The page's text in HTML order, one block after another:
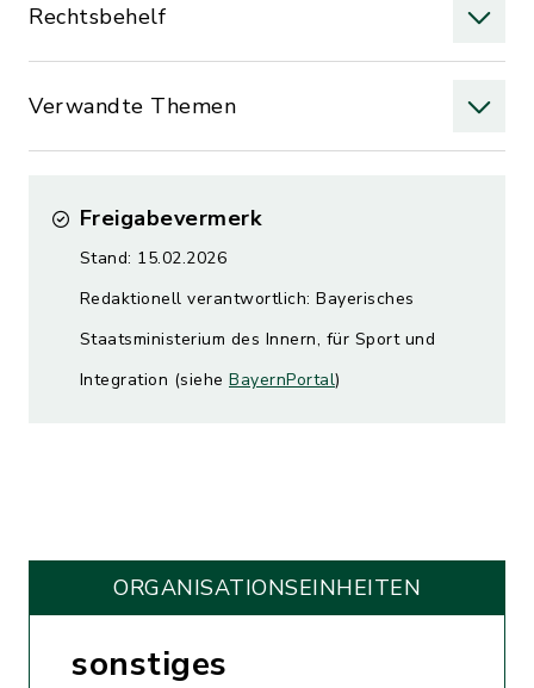
Rechtsbehelf
Verwandte Themen
Freigabevermerk
Stand: 15.02.2026
Redaktionell verantwortlich: Bayerisches
Staatsministerium des Innern, für Sport und
Integration (siehe BayernPortal)
ORGANISATIONS­EINHEITEN
sonstiges